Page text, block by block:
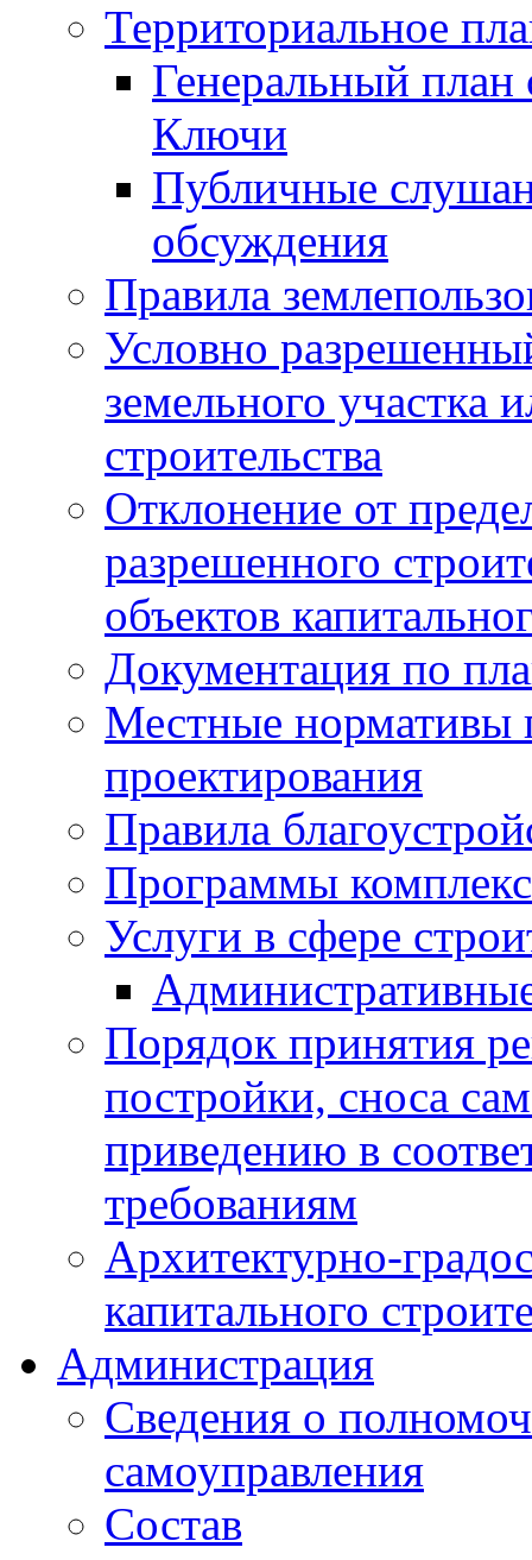
Территориальное
Генеральный план
Ключи
Публичные
обсуждения
Правила
Условно
земельного участка
строительства
Отклонение от
разрешенного
объектов
Документация по
Местные нормативы
проектирования
Правила
Программы
Услуги в сфере
Порядок принятия
постройки, сноса
приведению в
требованиям
Архитектурно-
капитального
Администрация
Сведения о
самоуправления
Состав